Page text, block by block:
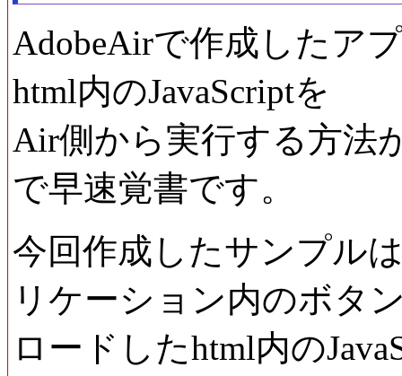
AdobeAirで作成したア
html内のJavaScriptを
Air側から実行する方法
で早速覚書です。
今回作成したサンプル
リケーション内のボタ
ロードしたhtml内の